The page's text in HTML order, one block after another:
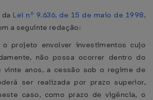
Lei nº 9.636, de 15 de maio de 1998,
a seguinte redação:
o projeto envolver investimentos cujo
não possa ocorrer dentro do
vinte anos, a cessão sob o regime de
ser realizada por prazo superior,
caso, como prazo de vigência, o